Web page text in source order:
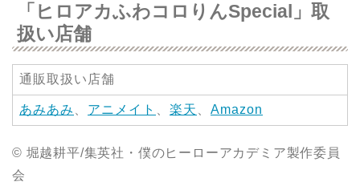
「ヒロアカふわコロりんSpecial」取
扱い店舗
通販取扱い店舗
あみあみ 、 アニメイト 、 楽天 、 Amazon
© 堀越耕平/集英社・僕のヒーローアカデミア製作委員
会